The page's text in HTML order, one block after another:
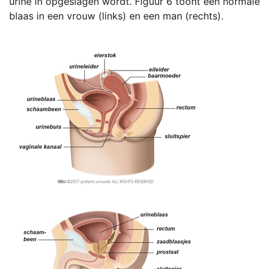
blaas in een vrouw (links) en een man (rechts).